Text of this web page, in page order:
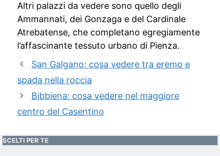
Altri palazzi da vedere sono quello degli
Ammannati, dei Gonzaga e del Cardinale
Atrebatense, che completano egregiamente
l’affascinante tessuto urbano di Pienza.
San Galgano: cosa vedere tra eremo e
spada nella roccia
Bibbiena: cosa vedere nel maggiore
centro del Casentino
SCELTI PER TE